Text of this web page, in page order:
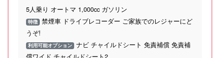
5人乗り オートマ 1,000cc ガソリン
特徴 禁煙車 ドライブレコーダー ご家族でのレジャーにど
うぞ!
利用可能オプション ナビ チャイルドシート 免責補償 免責補